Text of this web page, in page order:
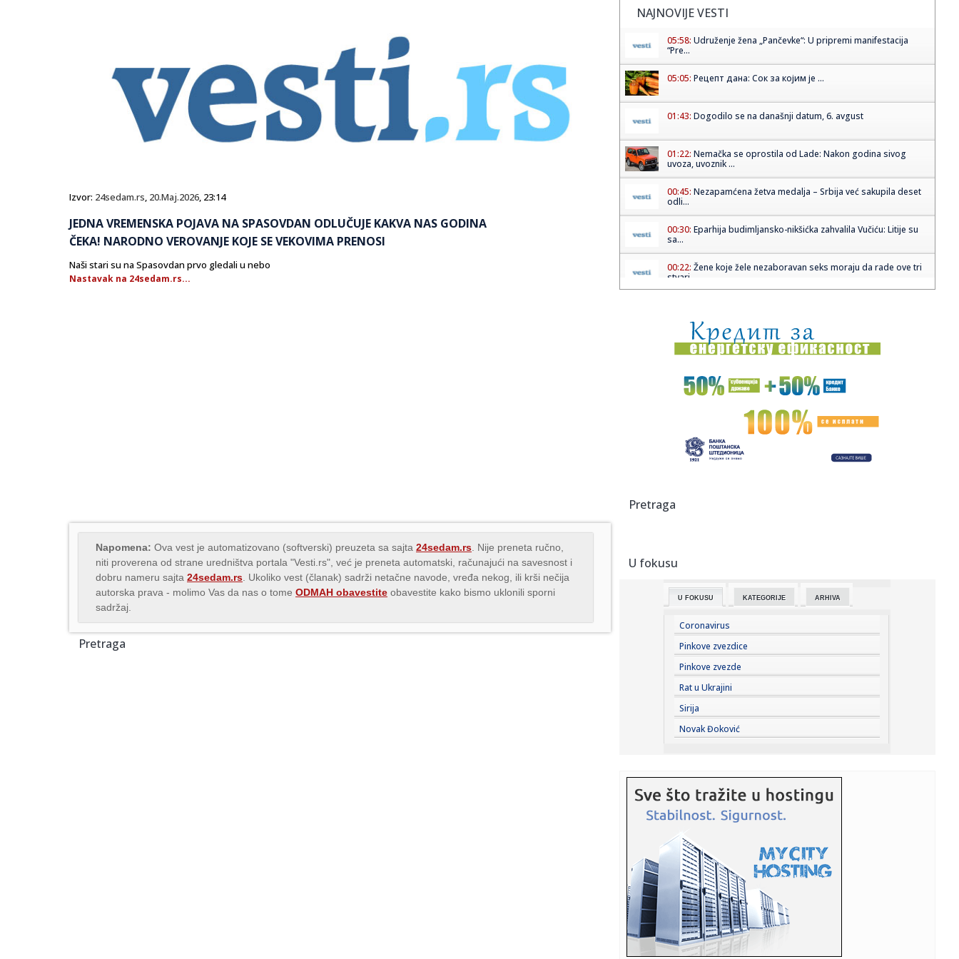
Izvor: 24sedam.rs, 20.Maj.2026, 23:14
JEDNA VREMENSKA POJAVA NA SPASOVDAN ODLUČUJE KAKVA NAS GODINA
ČEKA! NARODNO VEROVANJE KOJE SE VEKOVIMA PRENOSI
Naši stari su na Spasovdan prvo gledali u nebo
Nastavak na 24sedam.rs...
Napomena: Ova vest je automatizovano (softverski) preuzeta sa sajta 24sedam.rs . Nije preneta ručno,
niti proverena od strane uredništva portala "Vesti.rs", već je preneta automatski, računajući na savesnost i
dobru nameru sajta 24sedam.rs . Ukoliko vest (članak) sadrži netačne navode, vređa nekog, ili krši nečija
autorska prava - molimo Vas da nas o tome ODMAH obavestite obavestite kako bismo uklonili sporni
sadržaj.
Pretraga
NAJNOVIJE VESTI
05:58: Udruženje žena „Pančevke“: U pripremi manifestacija
“Pre...
05:05: Рецепт дана: Сок за којим је ...
01:43: Dogodilo se na današnji datum, 6. avgust
01:22: Nemačka se oprostila od Lade: Nakon godina sivog
uvoza, uvoznik ...
00:45: Nezapamćena žetva medalja – Srbija već sakupila deset
odli...
00:30: Eparhija budimljansko-nikšićka zahvalila Vučiću: Litije su
sa...
00:22: Žene koje žele nezaboravan seks moraju da rade ove tri
stvari
00:15:Drama na plaži u Italiji! Doktorka iz Beograda pritrčala
turist...
00:02:Na današnji dan, 6. avgust
Tri medalje za Srbiju na EP
23:47:KIKS PANATINAIKOSA UPRKOS OGROMNIM ULAGANJIMA:
sam iz...
23:35:
23:35:
Crveni alarm u Evropi: Rekordi padaju, reke presušuju,
23:33:Novi rat Anđeline Džoli i Breda Pita! Glumac traži da otkrije
23:27:Pre „Černobiljske molitve“, stavite ovu knjigu nobelovke na
23:23:Lavlje srce srpskih juniorki! Srbija u dramatičnoj završnici
sr...
23:21: Betis očitao lekciju Arsenalu
23:19:
23:09:KECMANOVIĆ PAO POSLE MARATONA: Srbin dobio prvi
set, pa poklekao...
23:06:Bibi rekao "ne" Trampu
23:01:Slučaj Huse B. iz BiH pokrenuo “lavinu” u Kelnu, provjerava
Pretraga
U fokusu
U FOKUSU KATEGORIJE ARHIVA
Coronavirus
Pinkove zvezdice
Pinkove zvezde
Rat u Ukrajini
Sirija
Novak Đoković